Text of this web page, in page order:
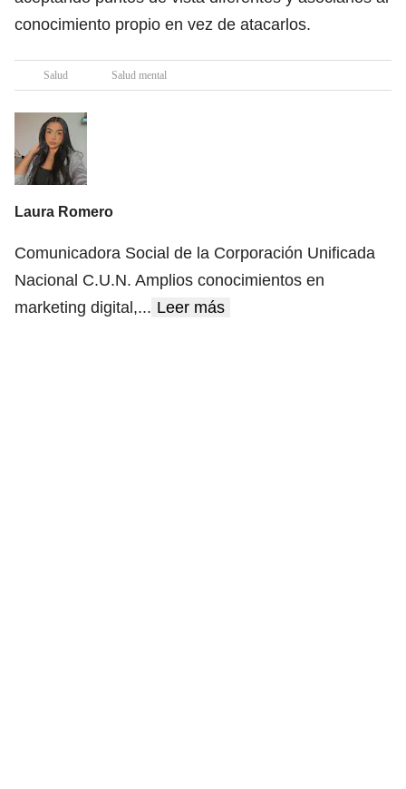
conocimiento propio en vez de atacarlos.
Salud Salud mental
Laura Romero
Comunicadora Social de la Corporación Unificada
Nacional C.U.N. Amplios conocimientos en
marketing digital,... Leer más